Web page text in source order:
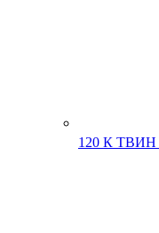
120 К ТВИН